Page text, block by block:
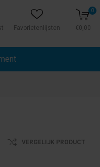
Favorietenlijsten
0
€0,00
VERGELIJK PRODUCT